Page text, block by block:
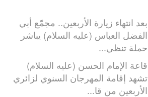
بعد انتهاء زيارة الأربعين.. مجمّع أبي
الفضل العباس (عليه السلام) يباشر
حملة تنظي...
قاعة الإمام الحسن (عليه السلام)
تشهد إقامة المهرجان السنوي لزائري
الأربعين من قا...